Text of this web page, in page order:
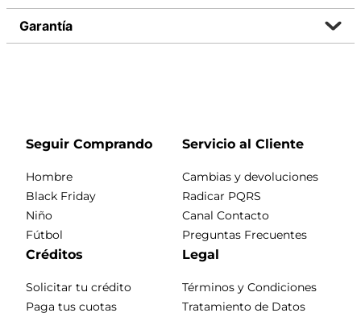
Garantía
Seguir Comprando
Hombre
Black Friday
Niño
Fútbol
Servicio al Cliente
Cambias y devoluciones
Radicar PQRS
Canal Contacto
Preguntas Frecuentes
Créditos
Solicitar tu crédito
Paga tus cuotas
Legal
Términos y Condiciones
Tratamiento de Datos